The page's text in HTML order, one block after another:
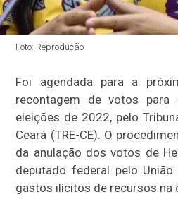
Foto: Reprodução
Foi agendada para a
recontagem de votos para
eleições de 2022, pelo
Ceará (TRE-CE). O
da anulação dos votos de
deputado federal pelo
gastos ilícitos de recursos na